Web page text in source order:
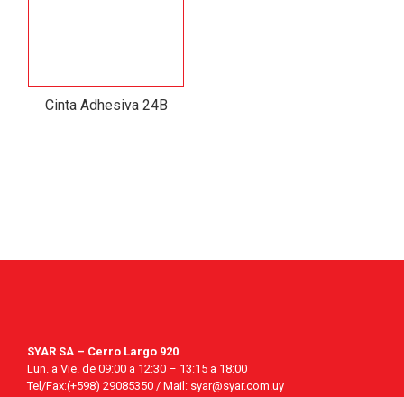
Cinta Adhesiva 24B
SYAR SA – Cerro Largo 920
Lun. a Vie. de 09:00 a 12:30 – 13:15 a 18:00
Tel/Fax:(+598) 29085350 / Mail: syar@syar.com.uy